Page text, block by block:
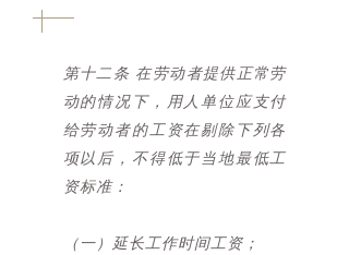
第十二条 在劳动者提供正常劳
动的情况下，用人单位应支付
给劳动者的工资在剔除下列各
项以后，不得低于当地最低工
资标准：
（一）延长工作时间工资；